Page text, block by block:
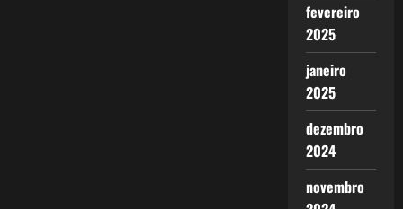
fevereiro
2025
janeiro
2025
dezembro
2024
novembro